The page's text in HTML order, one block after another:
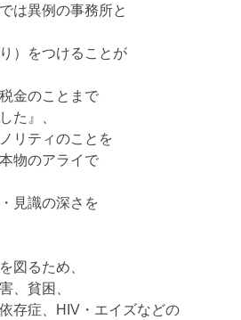
は異例の事務所と
）をつけることが
金のことまで
た』、
リティのことを
物のアライで
見識の深さを
図るため、
、貧困、
存症、HIV・エイズなどの